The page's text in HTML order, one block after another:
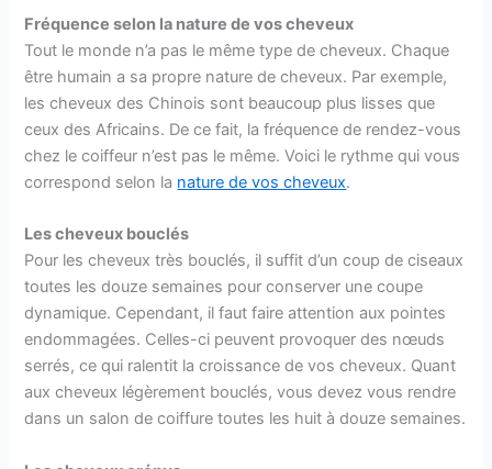
Fréquence selon la nature de vos cheveux
Tout le monde n’a pas le même type de cheveux. Chaque
être humain a sa propre nature de cheveux. Par exemple,
les cheveux des Chinois sont beaucoup plus lisses que
ceux des Africains. De ce fait, la fréquence de rendez-vous
chez le coiffeur n’est pas le même. Voici le rythme qui vous
correspond selon la nature de vos cheveux.
Les cheveux bouclés
Pour les cheveux très bouclés, il suffit d’un coup de ciseaux
toutes les douze semaines pour conserver une coupe
dynamique. Cependant, il faut faire attention aux pointes
endommagées. Celles-ci peuvent provoquer des nœuds
serrés, ce qui ralentit la croissance de vos cheveux. Quant
aux cheveux légèrement bouclés, vous devez vous rendre
dans un salon de coiffure toutes les huit à douze semaines.